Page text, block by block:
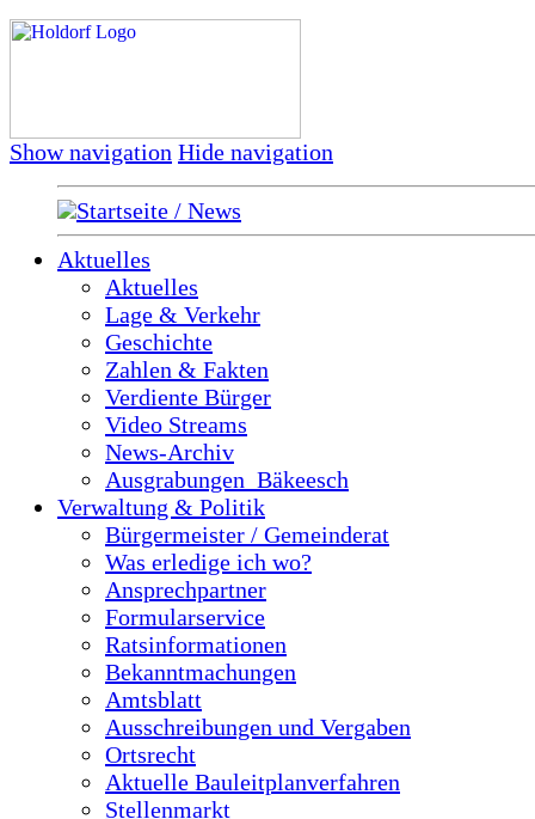
Show navigation Hide navigation
Startseite / News
Aktuelles
Aktuelles
Lage & Verkehr
Geschichte
Zahlen & Fakten
Verdiente Bürger
Video Streams
News-Archiv
Ausgrabungen_Bäkeesch
Verwaltung & Politik
Bürgermeister / Gemeinderat
Was erledige ich wo?
Ansprechpartner
Formularservice
Ratsinformationen
Bekanntmachungen
Amtsblatt
Ausschreibungen und Vergaben
Ortsrecht
Aktuelle Bauleitplanverfahren
Stellenmarkt